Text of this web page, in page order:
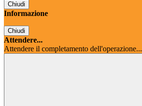
Chiudi
Informazione
Chiudi
Attendere...
Attendere il completamento dell'operazione...